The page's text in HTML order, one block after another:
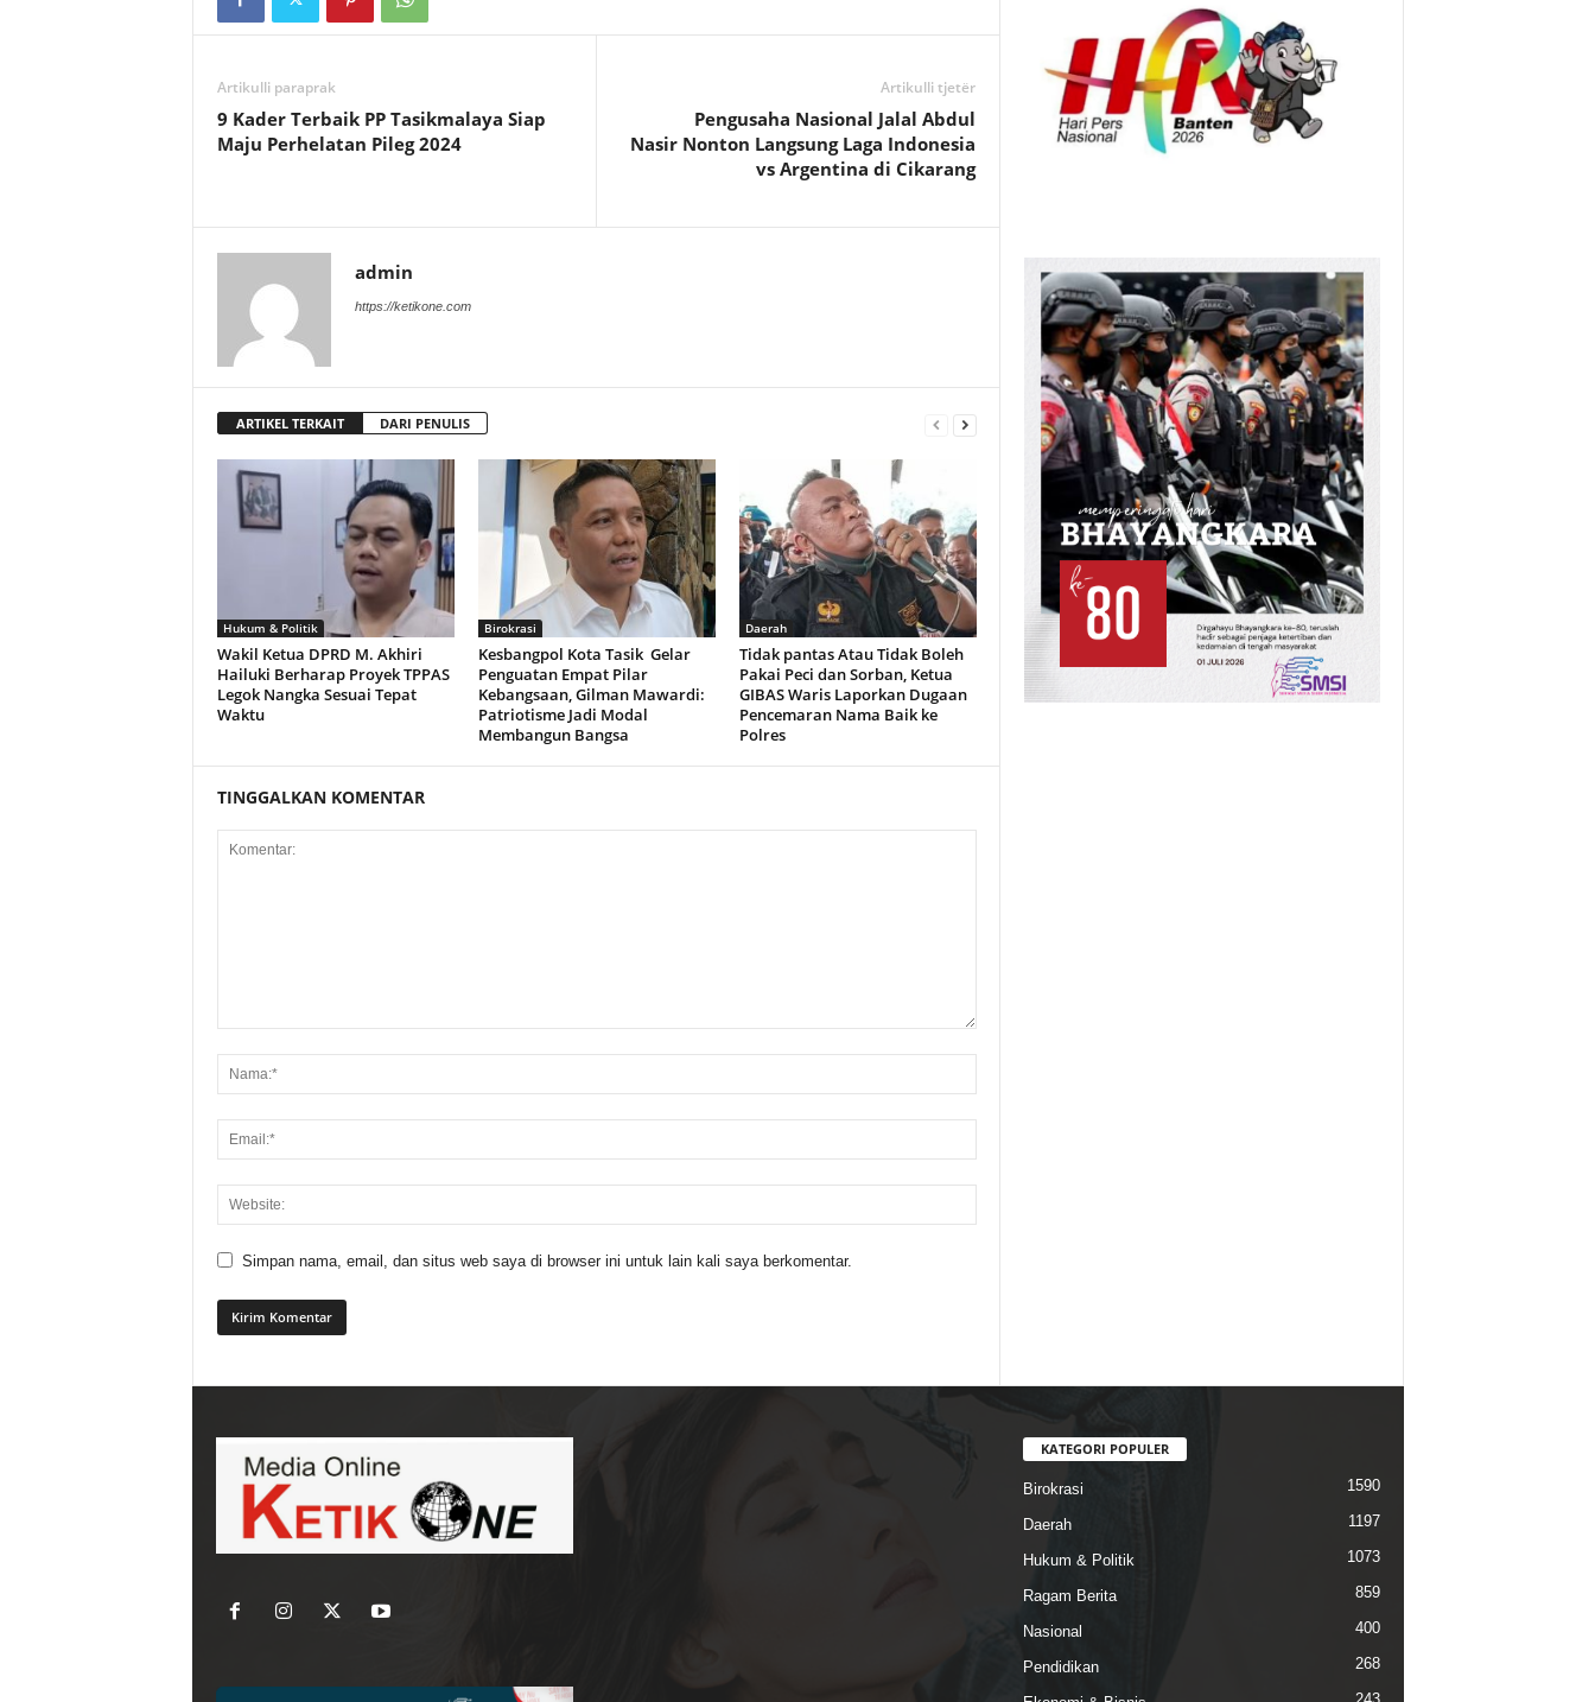
Artikulli paraprak
9 Kader Terbaik PP Tasikmalaya Siap
Maju Perhelatan Pileg 2024
Artikulli tjetër
Pengusaha Nasional Jalal Abdul
Nasir Nonton Langsung Laga Indonesia
vs Argentina di Cikarang
admin
https://ketikone.com
ARTIKEL TERKAIT DARI PENULIS
Hukum & Politik
Wakil Ketua DPRD M. Akhiri
Hailuki Berharap Proyek TPPAS
Legok Nangka Sesuai Tepat
Waktu
Birokrasi
Kesbangpol Kota Tasik Gelar
Penguatan Empat Pilar
Kebangsaan, Gilman Mawardi:
Patriotisme Jadi Modal
Membangun Bangsa
Daerah
Tidak pantas Atau Tidak Boleh
Pakai Peci dan Sorban, Ketua
GIBAS Waris Laporkan Dugaan
Pencemaran Nama Baik ke
Polres
TINGGALKAN KOMENTAR
Simpan nama, email, dan situs web saya di browser ini untuk lain kali saya berkomentar.
KATEGORI POPULER
Birokrasi 1590
Daerah 1197
Hukum & Politik 1073
Ragam Berita 859
Nasional 400
Pendidikan 268